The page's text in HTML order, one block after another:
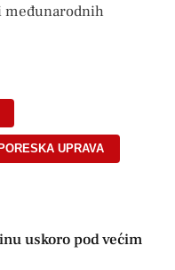
međunarodnih
PORESKA UPRAVA
uskoro pod većim